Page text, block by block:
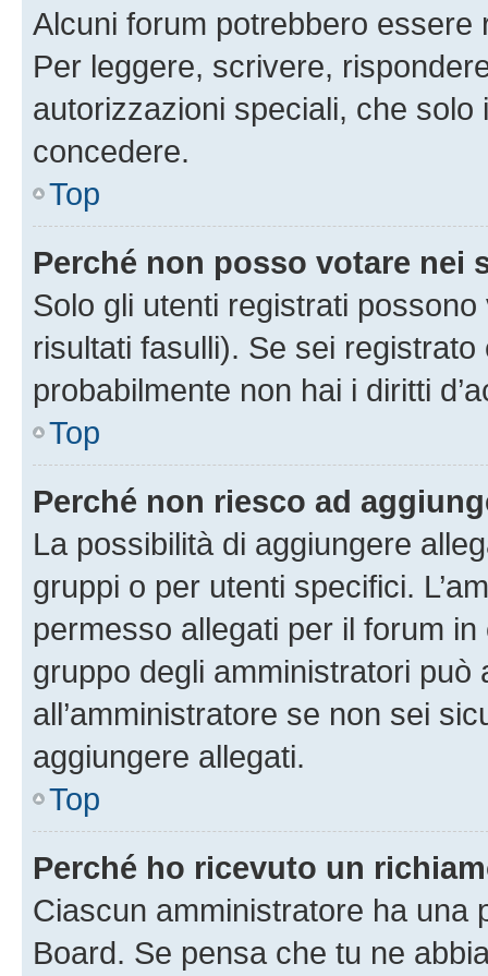
Alcuni forum potrebbero
Per leggere, scrivere,
autorizzazioni speciali, che solo
concedere.
Top
Perché non posso votare nei
Solo gli utenti registrati
risultati fasulli). Se sei
probabilmente non hai i diritti
Top
Perché non riesco ad
La possibilità di aggiungere
gruppi o per utenti specifici.
permesso allegati per il forum
gruppo degli amministratori può
all’amministratore se non sei
aggiungere allegati.
Top
Perché ho ricevuto un
Ciascun amministratore ha una
Board. Se pensa che tu ne